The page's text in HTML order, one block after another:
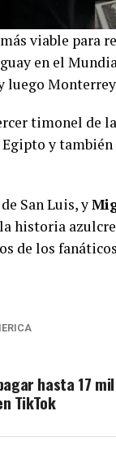
viable para
en el
luego
timonel de
y
San Luis, y
historia
de los
hasta 17 mil
TikTok